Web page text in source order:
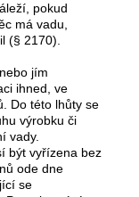
pokud
má vadu,
(§ 2170).
jím
ihned, ve
Do této lhůty se
výrobku či
vady.
být vyřízena bez
ode dne
se